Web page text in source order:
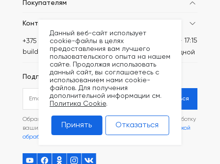
Покупателям
Контакты
+375 (44) 749-20-61
build@kronex-company.by
Пн-Пт: 8:30 - 17:15
Сб-вс: выходной
Подписаться на рассылку
Подписаться
Обращаясь в наш магазин, вы даете согласие на обработку
ваших
персональных данных и соглашаетесь с
Политикой
обработки файлов Cookie.
Данный веб-сайт использует
cookie-файлы в целях
предоставления вам лучшего
пользовательского опыта на нашем
сайте. Продолжая использовать
данный сайт, вы соглашаетесь с
использованием нами cookie-
файлов. Для получения
дополнительной информации см.
Политика Cookie.
Принять Отказаться